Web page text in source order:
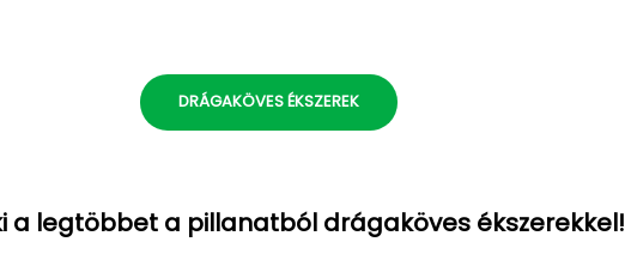
DRÁGAKÖVES ÉKSZEREK
a legtöbbet a pillanatból drágaköves ékszerekkel!